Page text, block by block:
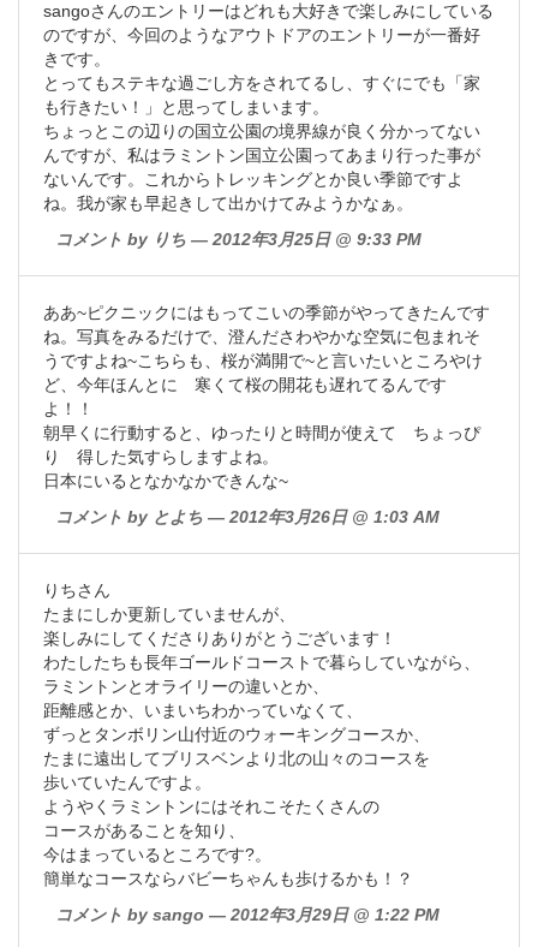
sangoさんのエントリーはどれも大好きで楽しみにしている
のですが、今回のようなアウトドアのエントリーが一番好
きです。
とってもステキな過ごし方をされてるし、すぐにでも「家
も行きたい！」と思ってしまいます。
ちょっとこの辺りの国立公園の境界線が良く分かってない
んですが、私はラミントン国立公園ってあまり行った事が
ないんです。これからトレッキングとか良い季節ですよ
ね。我が家も早起きして出かけてみようかなぁ。
コメント by りち — 2012年3月25日 @ 9:33 PM
ああ~ピクニックにはもってこいの季節がやってきたんです
ね。写真をみるだけで、澄んださわやかな空気に包まれそ
うですよね~こちらも、桜が満開で~と言いたいところやけ
ど、今年ほんとに 寒くて桜の開花も遅れてるんです
よ！！
朝早くに行動すると、ゆったりと時間が使えて ちょっぴ
り 得した気すらしますよね。
日本にいるとなかなかできんな~
コメント by とよち — 2012年3月26日 @ 1:03 AM
りちさん
たまにしか更新していませんが、
楽しみにしてくださりありがとうございます！
わたしたちも長年ゴールドコーストで暮らしていながら、
ラミントンとオライリーの違いとか、
距離感とか、いまいちわかっていなくて、
ずっとタンボリン山付近のウォーキングコースか、
たまに遠出してブリスベンより北の山々のコースを
歩いていたんですよ。
ようやくラミントンにはそれこそたくさんの
コースがあることを知り、
今はまっているところです?。
簡単なコースならバビーちゃんも歩けるかも！？
コメント by sango — 2012年3月29日 @ 1:22 PM